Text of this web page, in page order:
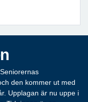
den kommer ut med
Upplagan är nu uppe i